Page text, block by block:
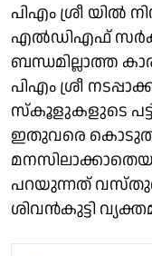
പിഎം ശ്രീ യിൽ
എൽഡിഎഫ്
ബന്ധമില്ലാത്ത
പിഎം ശ്രീ
സ്കൂളുകളുടെ
ഇതുവരെ
പറയുന്നത്
ശിവൻകുട്ടി